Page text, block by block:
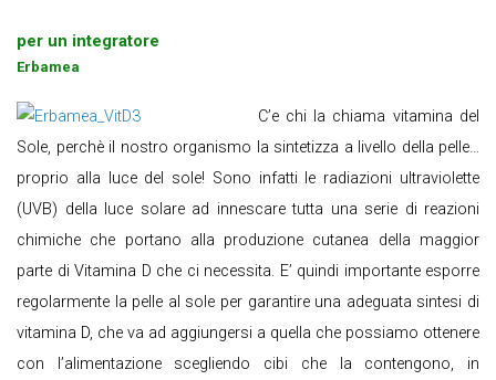
per un integratore
Erbamea
C’e chi la chiama vitamina del
Sole, perchè il nostro organismo la sintetizza a livello della pelle…
proprio alla luce del sole! Sono infatti le radiazioni ultraviolette
(UVB) della luce solare ad innescare tutta una serie di reazioni
chimiche che portano alla produzione cutanea della maggior
parte di Vitamina D che ci necessita. E’ quindi importante esporre
regolarmente la pelle al sole per garantire una adeguata sintesi di
vitamina D, che va ad aggiungersi a quella che possiamo ottenere
con l’alimentazione scegliendo cibi che la contengono, in